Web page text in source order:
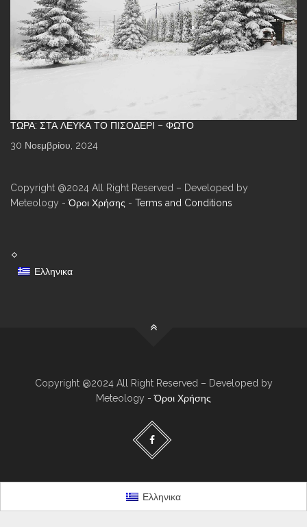
ΤΏΡΑ: ΣΤΑ ΛΕΥΚΆ ΤΟ ΠΙΣΟΔΈΡΙ – ΦΩΤΌ
30 Νοεμβρίου, 2024
Copyright @2024 All Right Reserved – Developed by
Meteology -Όροι Χρήσης - Terms and Conditions
Ελληνικα
Copyright @2024 All Right Reserved – Developed by
Meteology -Όροι Χρήσης
Ελληνικα